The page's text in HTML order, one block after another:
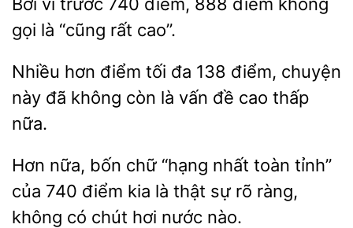
gọi là “cũng
cao”.
Nhiều hơn điểm tối đa 138 điểm, chuyện
đã không còn là
đề cao
nữa.
Hơn nữa, bốn chữ “hạng nhất toàn tỉnh”
740 điểm kia là thật sự
ràng,
không có chút hơi
nào.